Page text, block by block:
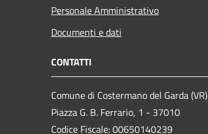
Personale Amministrativo
Documenti e dati
CONTATTI
Comune di Costermano del Garda (VR)
Piazza G. B. Ferrario, 1 - 37010
Codice Fiscale: 00650140239